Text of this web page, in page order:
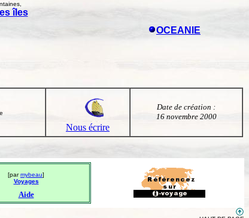
les îles
OCEANIE
Nous écrire
Date de création :
16 novembre 2000
[parmybeau]
Voyages
Aide